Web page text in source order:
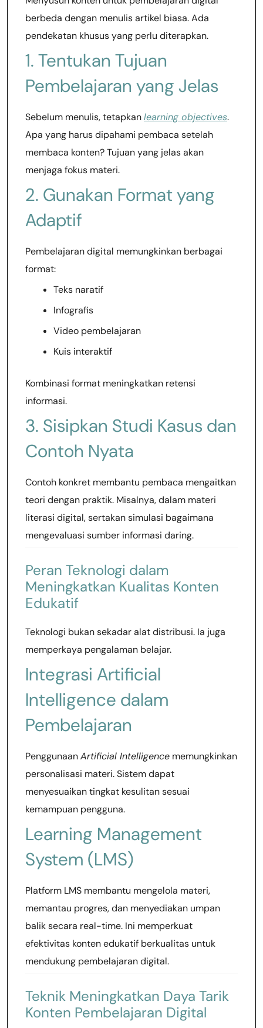
berbeda dengan menulis artikel biasa. Ada
pendekatan khusus yang perlu diterapkan.
1. Tentukan Tujuan
Pembelajaran yang Jelas
Sebelum menulis, tetapkanlearning objectives.
Apa yang harus dipahami pembaca setelah
membaca konten? Tujuan yang jelas akan
menjaga fokus materi.
2. Gunakan Format yang
Adaptif
Pembelajaran digital memungkinkan berbagai
format:
Teks naratif
Infografis
Video pembelajaran
Kuis interaktif
Kombinasi format meningkatkan retensi
informasi.
3. Sisipkan Studi Kasus dan
Contoh Nyata
Contoh konkret membantu pembaca mengaitkan
teori dengan praktik. Misalnya, dalam materi
literasi digital, sertakan simulasi bagaimana
mengevaluasi sumber informasi daring.
Peran Teknologi dalam
Meningkatkan Kualitas Konten
Edukatif
Teknologi bukan sekadar alat distribusi. Ia juga
memperkaya pengalaman belajar.
Integrasi Artificial
Intelligence dalam
Pembelajaran
PenggunaanArtificial Intelligence memungkinkan
personalisasi materi. Sistem dapat
menyesuaikan tingkat kesulitan sesuai
kemampuan pengguna.
Learning Management
System (LMS)
Platform LMS membantu mengelola materi,
memantau progres, dan menyediakan umpan
balik secara real-time. Ini memperkuat
efektivitas konten edukatif berkualitas untuk
mendukung pembelajaran digital.
Teknik Meningkatkan Daya Tarik
Konten Pembelajaran Digital